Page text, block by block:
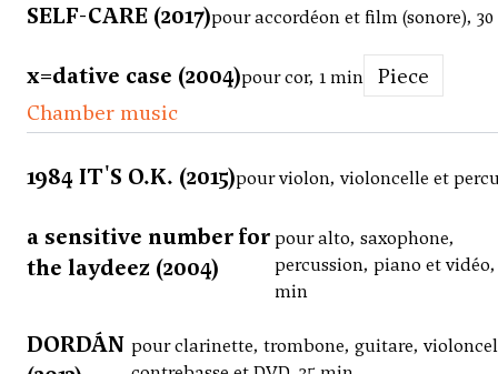
SELF-CARE (2017)pour accordéon et film (sonore),
x=dative case (2004)pour cor, 1 min
Piece
Chamber music
1984 IT'S O.K. (2015)pour violon, violoncelle et
a sensitive number for
the laydeez (2004)
pour alto, saxophone,
percussion, piano et vidéo,
min
DORDÁN pour clarinette, trombone, guitare,